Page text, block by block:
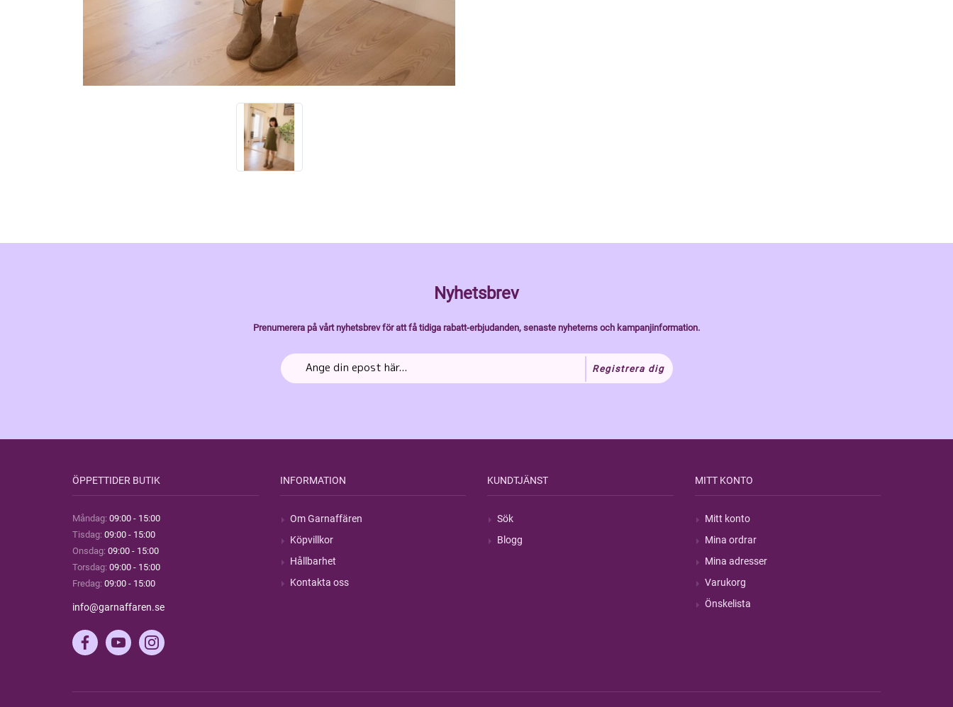
Nyhetsbrev
Prenumerera på vårt nyhetsbrev för att få tidiga rabatt-erbjudanden, senaste nyheterns och kampanjinformation.
Registrera dig
ÖPPETTIDER BUTIK
Måndag: 09:00 - 15:00
Tisdag: 09:00 - 15:00
Onsdag: 09:00 - 15:00
Torsdag: 09:00 - 15:00
Fredag: 09:00 - 15:00
info@garnaffaren.se
INFORMATION
Om Garnaffären
Köpvillkor
Hållbarhet
Kontakta oss
KUNDTJÄNST
Sök
Blogg
MITT KONTO
Mitt konto
Mina ordrar
Mina adresser
Varukorg
Önskelista